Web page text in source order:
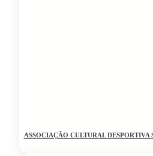
ASSOCIAÇÃO CULTURAL DESPORTIVA